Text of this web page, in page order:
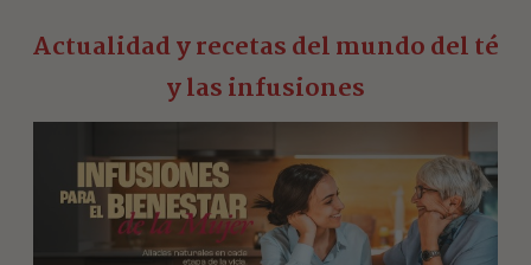
Actualidad y recetas del mundo del té
y las infusiones